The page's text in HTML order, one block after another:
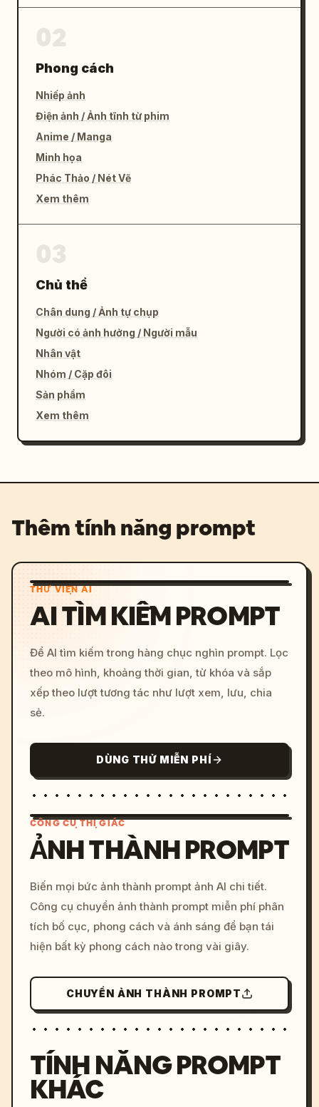
Phong cách
Nhiếp ảnh
Điện ảnh / Ảnh tĩnh từ phim
Anime / Manga
Minh họa
Phác Thảo / Nét Vẽ
Xem thêm
Chủ thể
Chân dung / Ảnh tự chụp
Người có ảnh hưởng / Người mẫu
Nhân vật
Nhóm / Cặp đôi
Sản phẩm
Xem thêm
Thêm tính năng prompt
THƯ VIỆN AI
AI TÌM KIẾM PROMPT
Để AI tìm kiếm trong hàng chục nghìn prompt. Lọc
theo mô hình, khoảng thời gian, từ khóa và sắp
xếp theo lượt tương tác như lượt xem, lưu, chia
sẻ.
DÙNG THỬ MIỄN PHÍ
c, cyberpunk sunset, neon
colors, 8k --v 6.0
CÔNG CỤ THỊ GIÁC
ẢNH THÀNH PROMPT
Biến mọi bức ảnh thành prompt ảnh AI chi tiết.
Công cụ chuyển ảnh thành prompt miễn phí phân
tích bố cục, phong cách và ánh sáng để bạn tái
hiện bất kỳ phong cách nào trong vài giây.
CHUYỂN ẢNH THÀNH PROMPT
TÍNH NĂNG PROMPT
KHÁC